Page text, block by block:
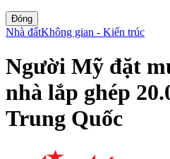
Đóng
Nhà đấtKhông gian - Kiến trúc
Người Mỹ đặt
nhà lắp ghép
Trung Quốc